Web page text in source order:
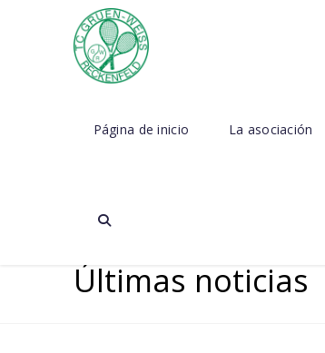
Página de inicio La asociación
Últimas noticias